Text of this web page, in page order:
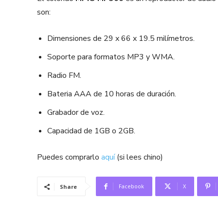
son:
Dimensiones de 29 x 66 x 19.5 milímetros.
Soporte para formatos MP3 y WMA.
Radio FM.
Bateria AAA de 10 horas de duración.
Grabador de voz.
Capacidad de 1GB o 2GB.
Puedes comprarlo aquí(si lees chino)
Share Facebook X